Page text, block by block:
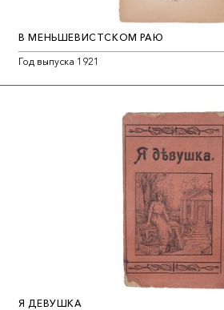
В МЕНЬШЕВИСТСКОМ РАЮ
Год выпуска 1921
Я ДЕВУШКА